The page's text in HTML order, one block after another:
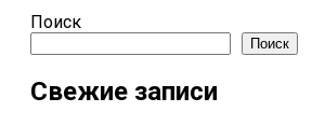
Поиск
Поиск
Свежие записи